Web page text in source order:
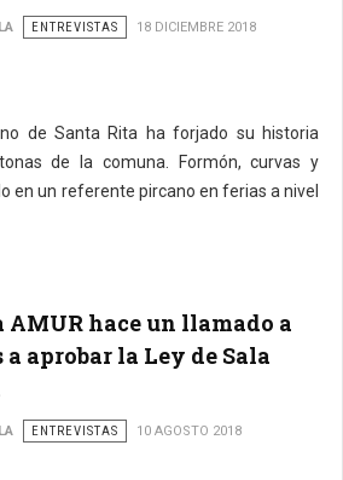
ENTREVISTAS
18 DICIEMBRE 2018
de Santa Rita ha forjado su historia
de la comuna. Formón, curvas y
en un referente pircano en ferias a nivel
AMUR hace un llamado a
aprobar la Ley de Sala
ENTREVISTAS
10 AGOSTO 2018